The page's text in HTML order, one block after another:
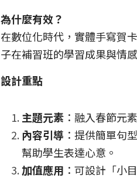
為什麼有效？
在數位化時代，實體手寫賀
子在補習班的學習成果與情
設計重點
主題元素 ：融入春節元
內容引導 ：提供簡單句
幫助學生表達心意。
加值應用 ：可設計「小